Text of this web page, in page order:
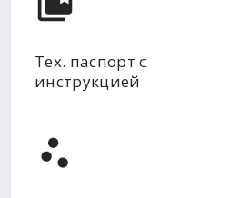
Тех. паспорт с
инструкцией